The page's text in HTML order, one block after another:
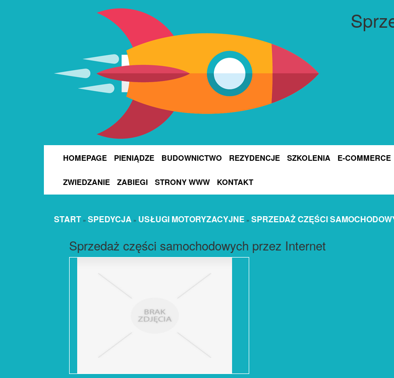
HOMEPAGE PIENIĄDZE BUDOWNICTWO REZYDENCJE SZKOLENIA E-COMMERCE
ZWIEDZANIE ZABIEGI STRONY WWW KONTAKT
START » SPEDYCJA » USŁUGI MOTORYZACYJNE » SPRZEDAŻ CZĘŚCI
Sprzedaż części samochodowych przez Internet